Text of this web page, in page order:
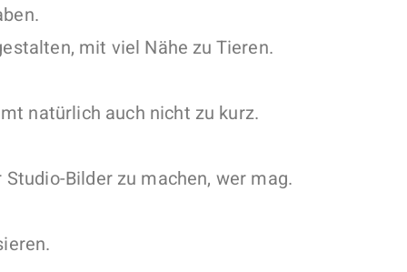
mit viel Nähe zu Tieren.
natürlich auch nicht zu kurz.
Bilder zu machen, wer mag.